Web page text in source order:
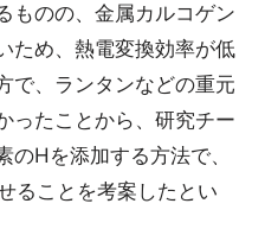
ものの、金属カルコゲン
ため、熱電変換効率が低
で、ランタンなどの重元
ったことから、研究チー
Hを添加する方法で、
ることを考案したとい